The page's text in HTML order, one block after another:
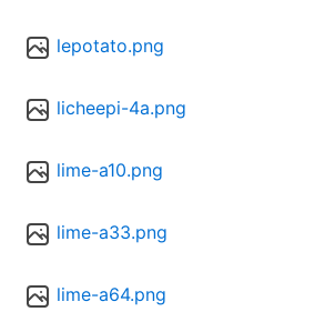
lepotato.png
licheepi-4a.png
lime-a10.png
lime-a33.png
lime-a64.png